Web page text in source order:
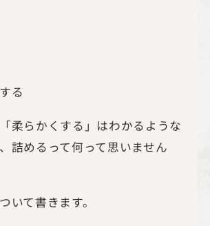
る
柔らかくする」はわかるような
詰めるって何って思いません
いて書きます。